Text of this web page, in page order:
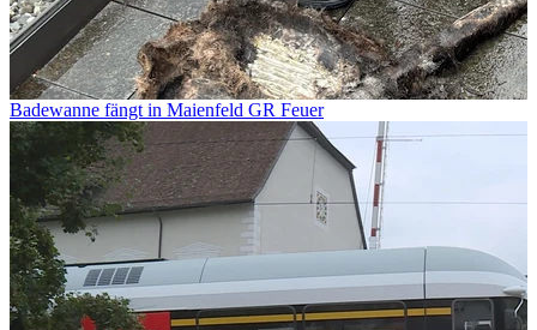
Badewanne fängt in Maienfeld GR Feuer